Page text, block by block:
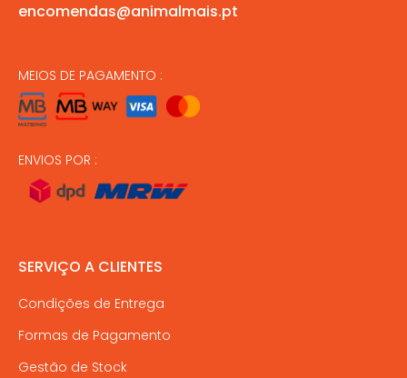
encomendas@animalmais.pt
MEIOS DE PAGAMENTO :
ENVIOS POR :
SERVIÇO A CLIENTES
Condições de Entrega
Formas de Pagamento
Gestão de Stock